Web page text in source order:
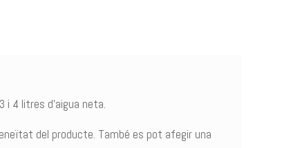
i 4 litres d’aigua neta.
del producte. També es pot afegir una